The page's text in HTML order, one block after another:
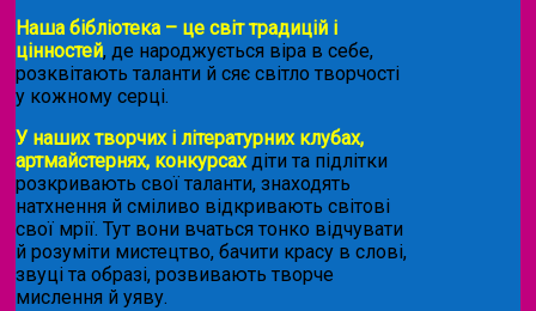
Наша бібліотека – це світ традицій і
цінностей, де народжується віра в себе,
розквітають таланти й сяє світло творчості
у кожному серці.
У наших творчих і літературних клубах,
артмайстернях, конкурсахдіти та підлітки
розкривають свої таланти, знаходять
натхнення й сміливо відкривають світові
свої мрії. Тут вони вчаться тонко відчувати
й розуміти мистецтво, бачити красу в слові,
звуці та образі, розвивають творче
мислення й уяву.